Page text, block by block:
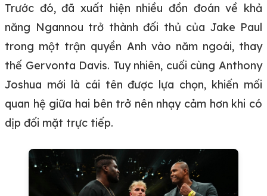
Trước đó, đã xuất hiện nhiều đồn đoán về khả
năng Ngannou trở thành đối thủ của Jake Paul
trong một trận quyền Anh vào năm ngoái, thay
thế Gervonta Davis. Tuy nhiên, cuối cùng Anthony
Joshua mới là cái tên được lựa chọn, khiến mối
quan hệ giữa hai bên trở nên nhạy cảm hơn khi có
dịp đối mặt trực tiếp.